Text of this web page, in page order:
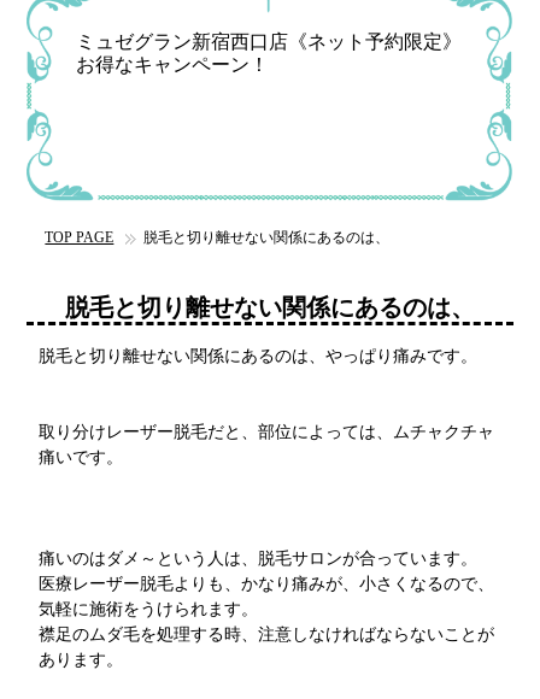
ミュゼグラン新宿西口店《ネット予約限定》
お得なキャンペーン！
TOP PAGE 脱毛と切り離せない関係にあるのは、
脱毛と切り離せない関係にあるのは、
脱毛と切り離せない関係にあるのは、やっぱり痛みです。
取り分けレーザー脱毛だと、部位によっては、ムチャクチャ
痛いです。
痛いのはダメ～という人は、脱毛サロンが合っています。
医療レーザー脱毛よりも、かなり痛みが、小さくなるので、
気軽に施術をうけられます。
襟足のムダ毛を処理する時、注意しなければならないことが
あります。